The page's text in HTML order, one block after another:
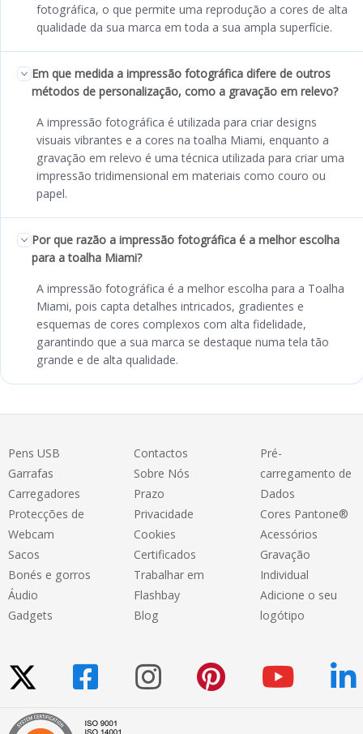
fotográfica, o que permite uma reprodução a cores de alta
qualidade da sua marca em toda a sua ampla superfície.
Em que medida a impressão fotográfica difere de outros
métodos de personalização, como a gravação em relevo?
A impressão fotográfica é utilizada para criar designs
visuais vibrantes e a cores na toalha Miami, enquanto a
gravação em relevo é uma técnica utilizada para criar uma
impressão tridimensional em materiais como couro ou
papel.
Por que razão a impressão fotográfica é a melhor escolha
para a toalha Miami?
A impressão fotográfica é a melhor escolha para a Toalha
Miami, pois capta detalhes intricados, gradientes e
esquemas de cores complexos com alta fidelidade,
garantindo que a sua marca se destaque numa tela tão
grande e de alta qualidade.
Pens USB
Garrafas
Carregadores
Protecções de
Webcam
Sacos
Bonés e gorros
Áudio
Gadgets
Contactos
Sobre Nós
Prazo
Privacidade
Cookies
Certificados
Trabalhar em
Flashbay
Blog
Pré-
carregamento de
Dados
Cores Pantone®
Acessórios
Gravação
Individual
Adicione o seu
logótipo